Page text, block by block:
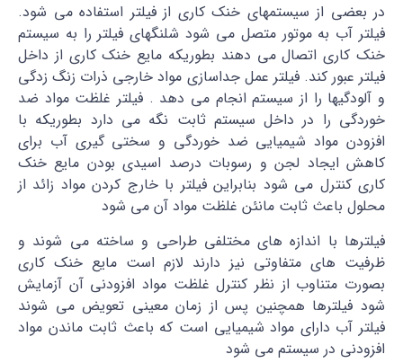
در بعضی از سیستمهای خنک کاری از فیلتر استفاده می شود.
فیلتر آب به موتور متصل می شود شلنگهای فیلتر را به سیستم
خنک کاری اتصال می دهند بطوریکه مایع خنک کاری از داخل
فیلتر عبور کند. فیلتر عمل جداسازی مواد خارجی ذرات زنگ زدگی
و آلودگیها را از سیستم انجام می دهد . فیلتر غلظت مواد ضد
خوردگی را در داخل سیستم ثابت نگه می دارد بطوریکه با
افزودن مواد شیمیایی ضد خوردگی و سختی گیری آب برای
کاهش ایجاد لجن و رسوبات درصد اسیدی بودن مایع خنک
کاری کنترل می شود بنابراین فیلتر با خارج کردن مواد زائد از
محلول باعث ثابت مانئن غلظت مواد آن می شود
فیلترها با اندازه های مختلفی طراحی و ساخته می شوند و
ظرفیت های متفاوتی نیز دارند لازم است مایع خنک کاری
بصورت متناوب از نظر کنترل غلظت مواد افزودنی آن آزمایش
شود فیلترها همچنین پس از زمان معینی تعویض می شوند
فیلتر آب دارای مواد شیمیایی است که باعث ثابت ماندن مواد
افزودنی در سیستم می شود